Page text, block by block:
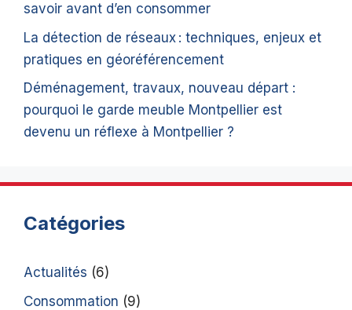
savoir avant d’en consommer
La détection de réseaux : techniques, enjeux et
pratiques en géoréférencement
Déménagement, travaux, nouveau départ :
pourquoi le garde meuble Montpellier est
devenu un réflexe à Montpellier ?
Catégories
Actualités (6)
Consommation (9)